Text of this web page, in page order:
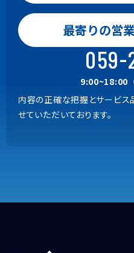
最寄りの営
059-
9:00~18:00
内容の正確な把握とサービス
せていただいております。
Gaia,
9:00~18:00
059-
上記以
9:00~18:00